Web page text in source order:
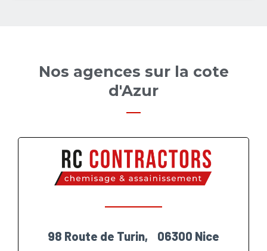
Nos agences sur la cote
d'Azur
98 Route de Turin, 06300 Nice